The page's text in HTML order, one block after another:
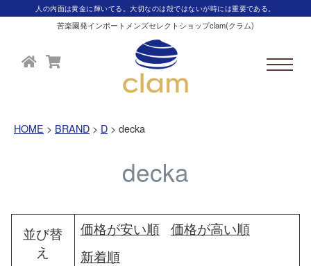
人の内面は黄金に輝いてる。大切なのは殻ではないが時には重要である。
苦楽園発インポートメンズセレクトショップclam(クラム)
HOME BRAND D decka
decka
並び替
え
価格が安い順
価格が高い順
新着順